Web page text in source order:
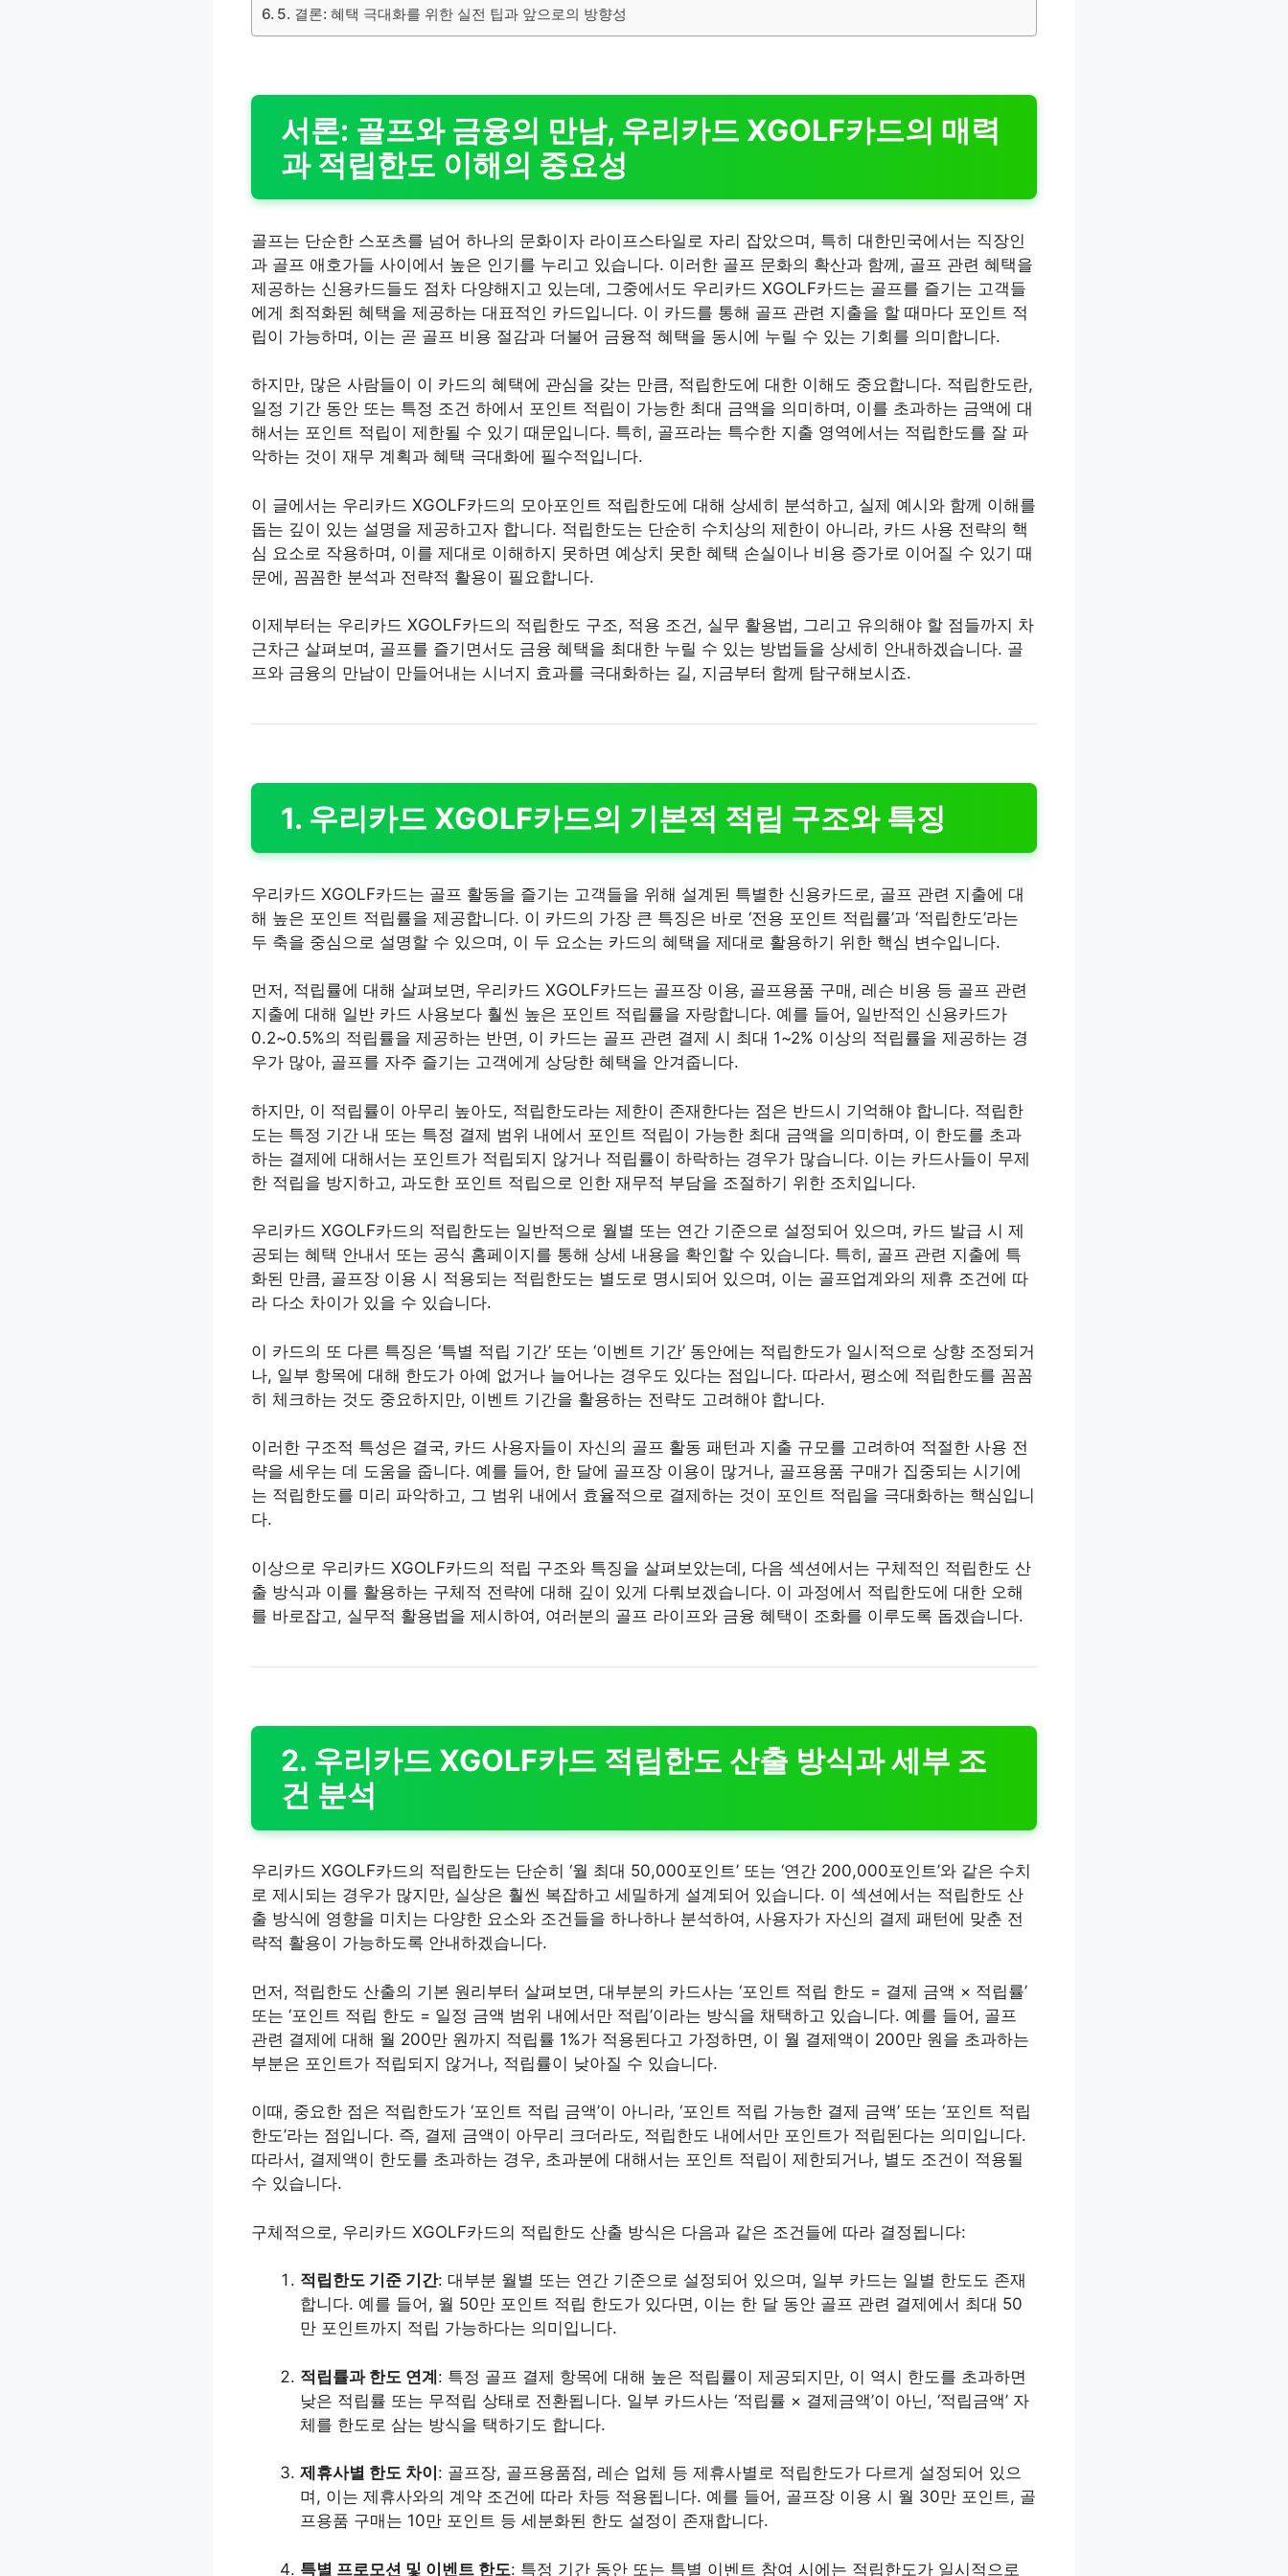
5. 결론: 혜택 극대화를 위한 실전 팁과 앞으로의 방향성
서론: 골프와 금융의 만남, 우리카드 XGOLF카드의 매력
과 적립한도 이해의 중요성
골프는 단순한 스포츠를 넘어 하나의 문화이자 라이프스타일로 자리 잡았으며, 특히 대한민국에서는 직장인
과 골프 애호가들 사이에서 높은 인기를 누리고 있습니다. 이러한 골프 문화의 확산과 함께, 골프 관련 혜택을
제공하는 신용카드들도 점차 다양해지고 있는데, 그중에서도 우리카드 XGOLF카드는 골프를 즐기는 고객들
에게 최적화된 혜택을 제공하는 대표적인 카드입니다. 이 카드를 통해 골프 관련 지출을 할 때마다 포인트 적
립이 가능하며, 이는 곧 골프 비용 절감과 더불어 금융적 혜택을 동시에 누릴 수 있는 기회를 의미합니다.
하지만, 많은 사람들이 이 카드의 혜택에 관심을 갖는 만큼, 적립한도에 대한 이해도 중요합니다. 적립한도란,
일정 기간 동안 또는 특정 조건 하에서 포인트 적립이 가능한 최대 금액을 의미하며, 이를 초과하는 금액에 대
해서는 포인트 적립이 제한될 수 있기 때문입니다. 특히, 골프라는 특수한 지출 영역에서는 적립한도를 잘 파
악하는 것이 재무 계획과 혜택 극대화에 필수적입니다.
이 글에서는 우리카드 XGOLF카드의 모아포인트 적립한도에 대해 상세히 분석하고, 실제 예시와 함께 이해를
돕는 깊이 있는 설명을 제공하고자 합니다. 적립한도는 단순히 수치상의 제한이 아니라, 카드 사용 전략의 핵
심 요소로 작용하며, 이를 제대로 이해하지 못하면 예상치 못한 혜택 손실이나 비용 증가로 이어질 수 있기 때
문에, 꼼꼼한 분석과 전략적 활용이 필요합니다.
이제부터는 우리카드 XGOLF카드의 적립한도 구조, 적용 조건, 실무 활용법, 그리고 유의해야 할 점들까지 차
근차근 살펴보며, 골프를 즐기면서도 금융 혜택을 최대한 누릴 수 있는 방법들을 상세히 안내하겠습니다. 골
프와 금융의 만남이 만들어내는 시너지 효과를 극대화하는 길, 지금부터 함께 탐구해보시죠.
1. 우리카드 XGOLF카드의 기본적 적립 구조와 특징
우리카드 XGOLF카드는 골프 활동을 즐기는 고객들을 위해 설계된 특별한 신용카드로, 골프 관련 지출에 대
해 높은 포인트 적립률을 제공합니다. 이 카드의 가장 큰 특징은 바로 ‘전용 포인트 적립률’과 ‘적립한도’라는
두 축을 중심으로 설명할 수 있으며, 이 두 요소는 카드의 혜택을 제대로 활용하기 위한 핵심 변수입니다.
먼저, 적립률에 대해 살펴보면, 우리카드 XGOLF카드는 골프장 이용, 골프용품 구매, 레슨 비용 등 골프 관련
지출에 대해 일반 카드 사용보다 훨씬 높은 포인트 적립률을 자랑합니다. 예를 들어, 일반적인 신용카드가
0.2~0.5%의 적립률을 제공하는 반면, 이 카드는 골프 관련 결제 시 최대 1~2% 이상의 적립률을 제공하는 경
우가 많아, 골프를 자주 즐기는 고객에게 상당한 혜택을 안겨줍니다.
하지만, 이 적립률이 아무리 높아도, 적립한도라는 제한이 존재한다는 점은 반드시 기억해야 합니다. 적립한
도는 특정 기간 내 또는 특정 결제 범위 내에서 포인트 적립이 가능한 최대 금액을 의미하며, 이 한도를 초과
하는 결제에 대해서는 포인트가 적립되지 않거나 적립률이 하락하는 경우가 많습니다. 이는 카드사들이 무제
한 적립을 방지하고, 과도한 포인트 적립으로 인한 재무적 부담을 조절하기 위한 조치입니다.
우리카드 XGOLF카드의 적립한도는 일반적으로 월별 또는 연간 기준으로 설정되어 있으며, 카드 발급 시 제
공되는 혜택 안내서 또는 공식 홈페이지를 통해 상세 내용을 확인할 수 있습니다. 특히, 골프 관련 지출에 특
화된 만큼, 골프장 이용 시 적용되는 적립한도는 별도로 명시되어 있으며, 이는 골프업계와의 제휴 조건에 따
라 다소 차이가 있을 수 있습니다.
이 카드의 또 다른 특징은 ‘특별 적립 기간’ 또는 ‘이벤트 기간’ 동안에는 적립한도가 일시적으로 상향 조정되거
나, 일부 항목에 대해 한도가 아예 없거나 늘어나는 경우도 있다는 점입니다. 따라서, 평소에 적립한도를 꼼꼼
히 체크하는 것도 중요하지만, 이벤트 기간을 활용하는 전략도 고려해야 합니다.
이러한 구조적 특성은 결국, 카드 사용자들이 자신의 골프 활동 패턴과 지출 규모를 고려하여 적절한 사용 전
략을 세우는 데 도움을 줍니다. 예를 들어, 한 달에 골프장 이용이 많거나, 골프용품 구매가 집중되는 시기에
는 적립한도를 미리 파악하고, 그 범위 내에서 효율적으로 결제하는 것이 포인트 적립을 극대화하는 핵심입니
다.
이상으로 우리카드 XGOLF카드의 적립 구조와 특징을 살펴보았는데, 다음 섹션에서는 구체적인 적립한도 산
출 방식과 이를 활용하는 구체적 전략에 대해 깊이 있게 다뤄보겠습니다. 이 과정에서 적립한도에 대한 오해
를 바로잡고, 실무적 활용법을 제시하여, 여러분의 골프 라이프와 금융 혜택이 조화를 이루도록 돕겠습니다.
2. 우리카드 XGOLF카드 적립한도 산출 방식과 세부 조
건 분석
우리카드 XGOLF카드의 적립한도는 단순히 ‘월 최대 50,000포인트’ 또는 ‘연간 200,000포인트’와 같은 수치
로 제시되는 경우가 많지만, 실상은 훨씬 복잡하고 세밀하게 설계되어 있습니다. 이 섹션에서는 적립한도 산
출 방식에 영향을 미치는 다양한 요소와 조건들을 하나하나 분석하여, 사용자가 자신의 결제 패턴에 맞춘 전
략적 활용이 가능하도록 안내하겠습니다.
먼저, 적립한도 산출의 기본 원리부터 살펴보면, 대부분의 카드사는 ‘포인트 적립 한도 = 결제 금액 × 적립률’
또는 ‘포인트 적립 한도 = 일정 금액 범위 내에서만 적립’이라는 방식을 채택하고 있습니다. 예를 들어, 골프
관련 결제에 대해 월 200만 원까지 적립률 1%가 적용된다고 가정하면, 이 월 결제액이 200만 원을 초과하는
부분은 포인트가 적립되지 않거나, 적립률이 낮아질 수 있습니다.
이때, 중요한 점은 적립한도가 ‘포인트 적립 금액’이 아니라, ‘포인트 적립 가능한 결제 금액’ 또는 ‘포인트 적립
한도’라는 점입니다. 즉, 결제 금액이 아무리 크더라도, 적립한도 내에서만 포인트가 적립된다는 의미입니다.
따라서, 결제액이 한도를 초과하는 경우, 초과분에 대해서는 포인트 적립이 제한되거나, 별도 조건이 적용될
수 있습니다.
구체적으로, 우리카드 XGOLF카드의 적립한도 산출 방식은 다음과 같은 조건들에 따라 결정됩니다:
적립한도 기준 기간: 대부분 월별 또는 연간 기준으로 설정되어 있으며, 일부 카드는 일별 한도도 존재
합니다. 예를 들어, 월 50만 포인트 적립 한도가 있다면, 이는 한 달 동안 골프 관련 결제에서 최대 50
만 포인트까지 적립 가능하다는 의미입니다.
적립률과 한도 연계: 특정 골프 결제 항목에 대해 높은 적립률이 제공되지만, 이 역시 한도를 초과하면
낮은 적립률 또는 무적립 상태로 전환됩니다. 일부 카드사는 ‘적립률 × 결제금액’이 아닌, ‘적립금액’ 자
체를 한도로 삼는 방식을 택하기도 합니다.
제휴사별 한도 차이 : 골프장, 골프용품점, 레슨 업체 등 제휴사별로 적립한도가 다르게 설정되어 있으
며, 이는 제휴사와의 계약 조건에 따라 차등 적용됩니다. 예를 들어, 골프장 이용 시 월 30만 포인트, 골
프용품 구매는 10만 포인트 등 세분화된 한도 설정이 존재합니다.
특별 프로모션 및 이벤트 한도: 특정 기간 동안 또는 특별 이벤트 참여 시에는 적립한도가 일시적으로